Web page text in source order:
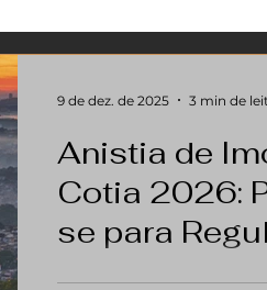
Vargem Grande Paulista
Anistia de
Cotia 2026:
se para
Para 2026, a tão
9 de dez. de 2025 3 min de